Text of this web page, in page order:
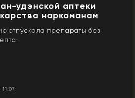
удэнской аптеки
наркоманам
отпускала препараты без
11:07